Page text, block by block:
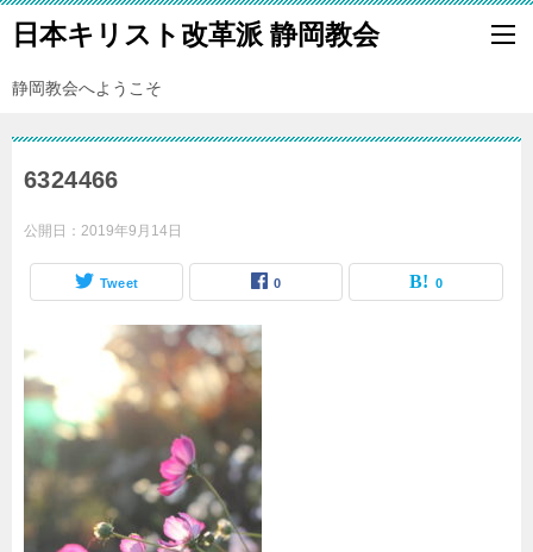
日本キリスト改革派 静岡教会
静岡教会へようこそ
6324466
公開日： 2019年9月14日
Tweet 0 0